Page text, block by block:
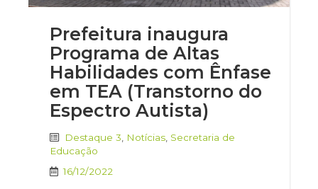
Prefeitura inaugura
Programa de Altas
Habilidades com Ênfase
em TEA (Transtorno do
Espectro Autista)
Destaque 3 Notícias Secretaria de
Educação
16/12/2022